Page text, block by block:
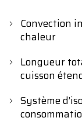
Convection
chaleur
Longueur
cuisson
Système